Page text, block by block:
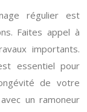
régulier est
Faites appel à
importants.
essentiel pour
de votre
un ramoneur